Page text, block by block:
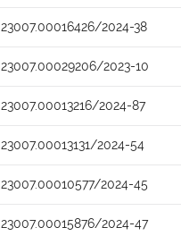
23007.00016426/2024-38
23007.00029206/2023-10
23007.00013216/2024-87
23007.00013131/2024-54
23007.00010577/2024-45
23007.00015876/2024-47